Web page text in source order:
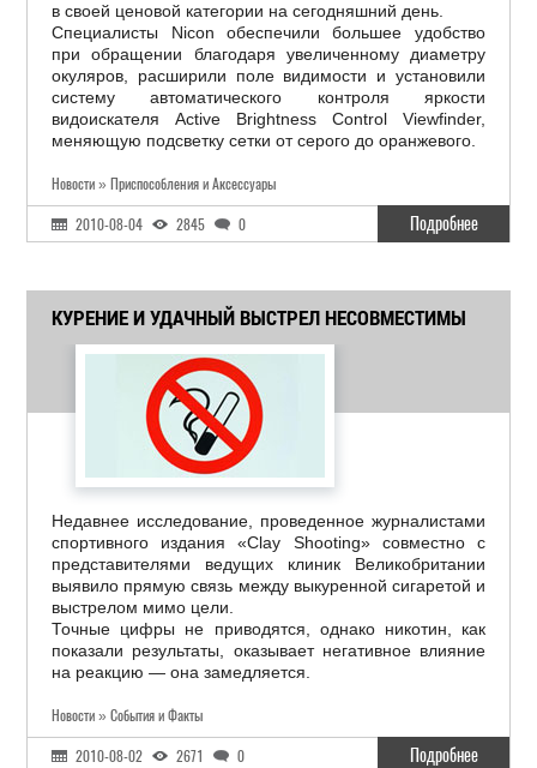
в своей ценовой категории на сегодняшний день.
Специалисты Nicon обеспечили большее удобство
при обращении благодаря увеличенному диаметру
окуляров, расширили поле видимости и установили
систему автоматического контроля яркости
видоискателя Active Brightness Control Viewfinder,
меняющую подсветку сетки от серого до оранжевого.
Новости » Приспособления и Аксессуары
2010-08-04 2845 0 Подробнее
КУРЕНИЕ И УДАЧНЫЙ ВЫСТРЕЛ НЕСОВМЕСТИМЫ
Недавнее исследование, проведенное журналистами
спортивного издания «Clay Shooting» совместно с
представителями ведущих клиник Великобритании
выявило прямую связь между выкуренной сигаретой и
выстрелом мимо цели.
Точные цифры не приводятся, однако никотин, как
показали результаты, оказывает негативное влияние
на реакцию — она замедляется.
Новости » События и Факты
2010-08-02 2671 0 Подробнее